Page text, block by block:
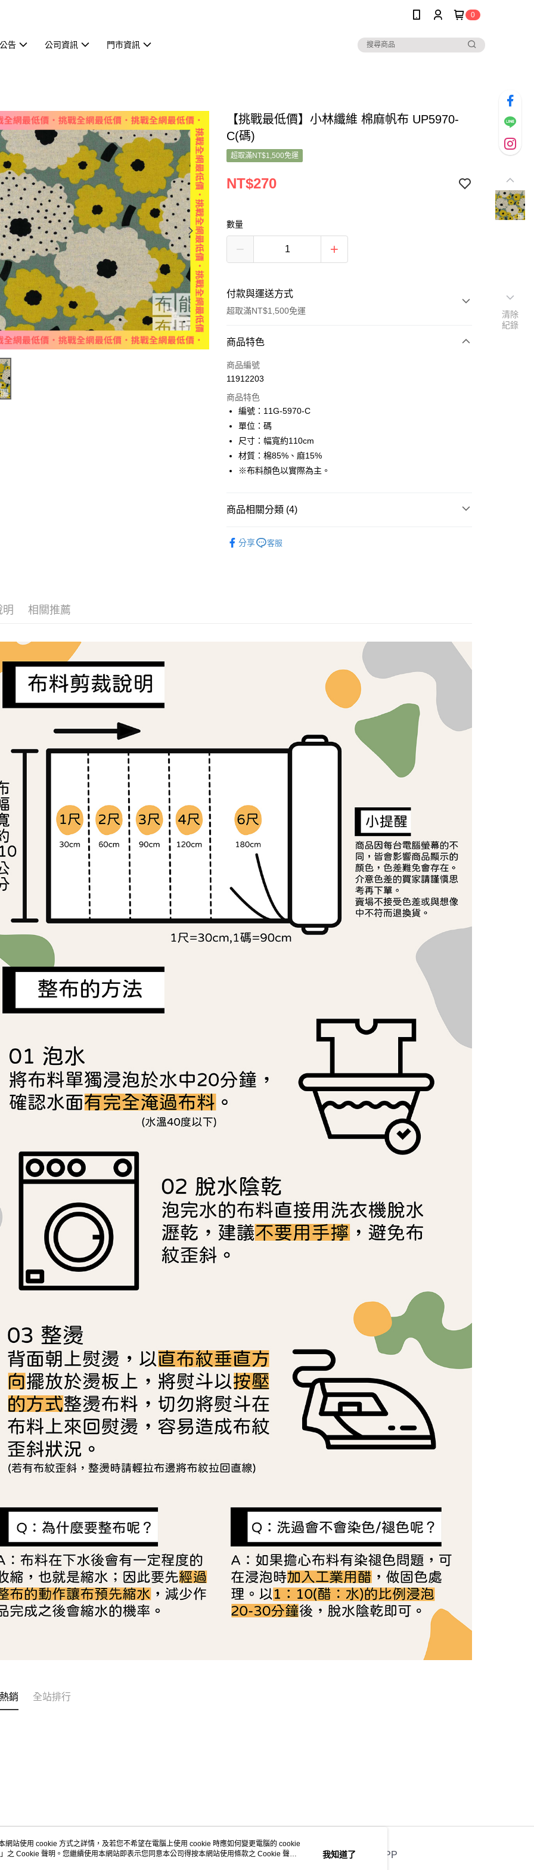
0
告 公司資訊 門市資訊
【挑戰最低價】小林纖維 棉麻帆布 UP5970-
C(碼)
超取滿NT$1,500免運
NT$270
數量
付款與運送方式
超取滿NT$1,500免運
付款方式
信用卡一次付款
LINE Pay
Apple Pay
Google Pay
ATM付款
運送方式
每筆NT$65，滿NT$1,500(含以上)免運費
商品特色
商品編號
11912203
商品特色
編號：11G-5970-C
單位：碼
尺寸：幅寬約110cm
材質：棉85%、麻15%
※布料顏色以實際為主。
商品相關分類 (4)
分享 客服
明 相關推薦
銷 全站排行
關於我們 客服資訊 官方APP
清除
紀錄
網站使用 cookie 方式之詳情，及若您不希望在電腦上使用 cookie 時應如何變更電腦的 cookie
」之 Cookie 聲明。您繼續使用本網站即表示您同意本公司得按本網站使用條款之 Cookie 聲明
我知道了